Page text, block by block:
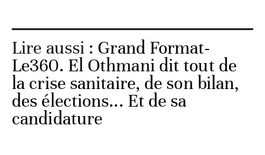
Lire aussi : Grand Format-
Le360. El Othmani dit tout de
la crise sanitaire, de son bilan,
des élections... Et de sa
candidature